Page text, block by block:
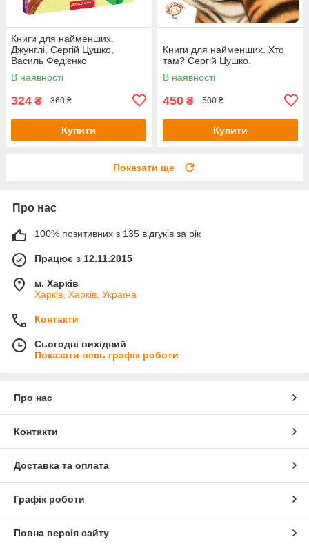
Книги для найменших.
Джунглі. Сергій Цушко,
Василь Федієнко
В наявності
324 ₴ 360 ₴
Купити
Книги для найменших. Хто
там? Сергій Цушко.
В наявності
450 ₴ 500 ₴
Купити
Показати ще
Про нас
100% позитивних з 135 відгуків за рік
Працює з 12.11.2015
м. Харків
Харків, Харків, Україна
Контакти
Сьогодні вихідний
Показати весь графік роботи
Про нас
Контакти
Доставка та оплата
Графік роботи
Повна версія сайту